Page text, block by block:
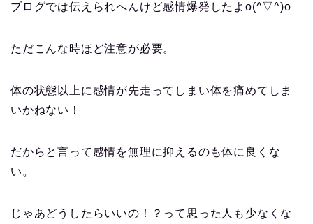
ブログでは伝えられへんけど感情爆発したよo(^▽^)o
ただこんな時ほど注意が必要。
体の状態以上に感情が先走ってしまい体を痛めてしま
いかねない！
だからと言って感情を無理に抑えるのも体に良くな
い 。
じゃあどうしたらいいの！？って思った人も少なくな